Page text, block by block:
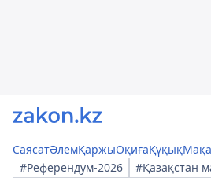
СаясатӘлемҚаржыОқиғаҚұқық
#Референдум-2026
#Қазақстан